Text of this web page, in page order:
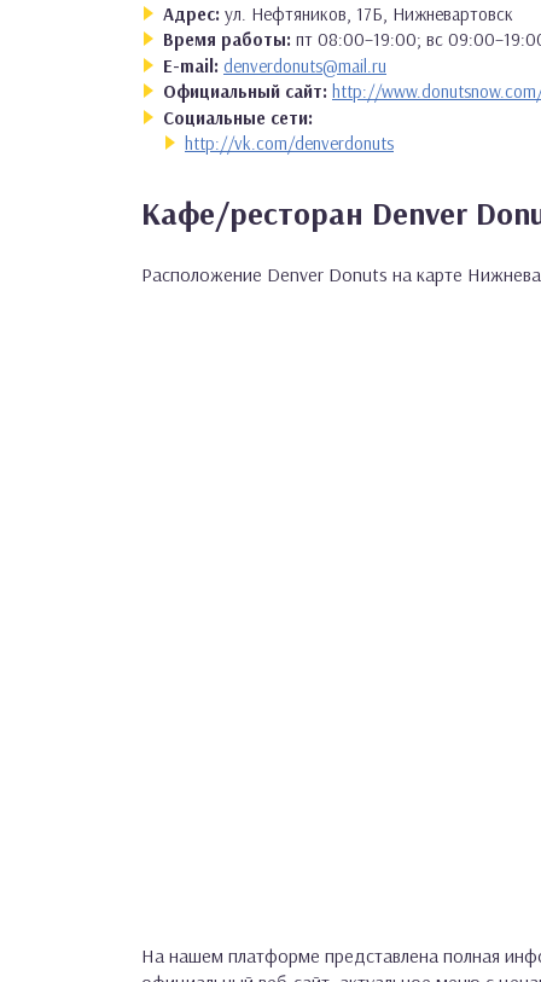
Адрес: ул. Нефтяников, 17Б, Нижневартовск
Время работы: пт 08:00–19:00; вс
E-mail: denverdonuts@mail.ru
Официальный сайт: http://
Социальные сети:
http://vk.com/denverdonuts
Кафе/ресторан Denver
Расположение Denver Donuts на карте
На нашем платформе представлена полная